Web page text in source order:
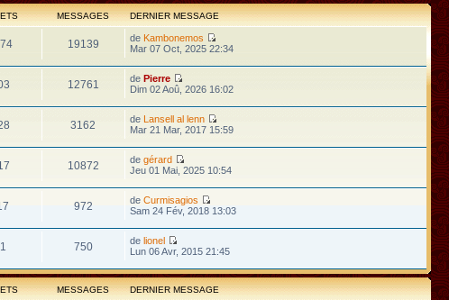
MESSAGES DERNIER MESSAGE
19139 de Kambonemos
Mar 07 Oct, 2025 22:34
12761 de Pierre
Dim 02 Aoû, 2026 16:02
3162 de Lansell al lenn
Mar 21 Mar, 2017 15:59
10872 de gérard
Jeu 01 Mai, 2025 10:54
972 de Curmisagios
Sam 24 Fév, 2018 13:03
750 de lionel
Lun 06 Avr, 2015 21:45
MESSAGES DERNIER MESSAGE